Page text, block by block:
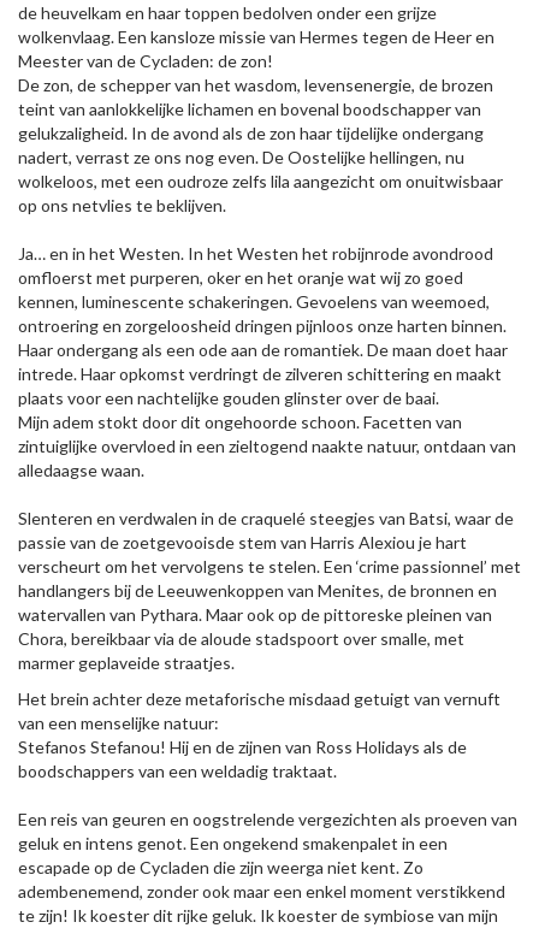
de heuvelkam en haar toppen bedolven onder een grijze
wolkenvlaag. Een kansloze missie van Hermes tegen de Heer en
Meester van de Cycladen: de zon!
De zon, de schepper van het wasdom, levensenergie, de brozen
teint van aanlokkelijke lichamen en bovenal boodschapper van
gelukzaligheid. In de avond als de zon haar tijdelijke ondergang
nadert, verrast ze ons nog even. De Oostelijke hellingen, nu
wolkeloos, met een oudroze zelfs lila aangezicht om onuitwisbaar
op ons netvlies te beklijven.
Ja… en in het Westen. In het Westen het robijnrode avondrood
omfloerst met purperen, oker en het oranje wat wij zo goed
kennen, luminescente schakeringen. Gevoelens van weemoed,
ontroering en zorgeloosheid dringen pijnloos onze harten binnen.
Haar ondergang als een ode aan de romantiek. De maan doet haar
intrede. Haar opkomst verdringt de zilveren schittering en maakt
plaats voor een nachtelijke gouden glinster over de baai.
Mijn adem stokt door dit ongehoorde schoon. Facetten van
zintuiglijke overvloed in een zieltogend naakte natuur, ontdaan van
alledaagse waan.
Slenteren en verdwalen in de craquelé steegjes van Batsi, waar de
passie van de zoetgevooisde stem van Harris Alexiou je hart
verscheurt om het vervolgens te stelen. Een ‘crime passionnel’ met
handlangers bij de Leeuwenkoppen van Menites, de bronnen en
watervallen van Pythara. Maar ook op de pittoreske pleinen van
Chora, bereikbaar via de aloude stadspoort over smalle, met
marmer geplaveide straatjes.
Het brein achter deze metaforische misdaad getuigt van vernuft
van een menselijke natuur:
Stefanos Stefanou! Hij en de zijnen van Ross Holidays als de
boodschappers van een weldadig traktaat.
Een reis van geuren en oogstrelende vergezichten als proeven van
geluk en intens genot. Een ongekend smakenpalet in een
escapade op de Cycladen die zijn weerga niet kent. Zo
adembenemend, zonder ook maar een enkel moment verstikkend
te zijn! Ik koester dit rijke geluk. Ik koester de symbiose van mijn